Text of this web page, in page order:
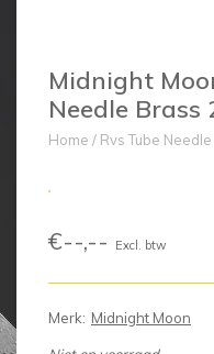
Midnight
Needle Brass
Home / Rvs Tube
€--,-- Excl. btw
Merk: Midnight Moon